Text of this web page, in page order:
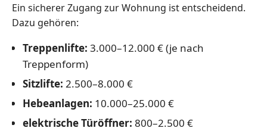
Ein sicherer Zugang zur Wohnung ist entscheidend.
Dazu gehören:
Treppenlifte: 3.000–12.000 € (je nach
Treppenform)
Sitzlifte: 2.500–8.000 €
Hebeanlagen: 10.000–25.000 €
elektrische Türöffner: 800–2.500 €